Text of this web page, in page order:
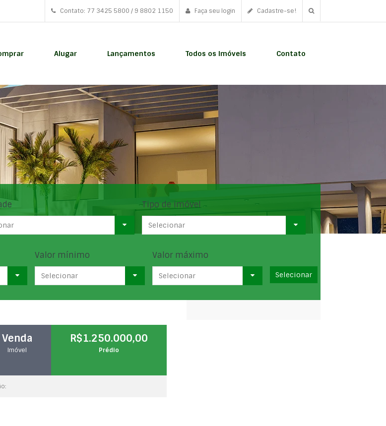
Contato: 77 3425 5800 / 9 8802 1150 Faça seu login Cadastre-se!
Alugar Lançamentos Todos os Imóveis Contato
Tipo de imóvel
Selecionar
Valor mínimo
Selecionar
Valor máximo
Selecionar
Venda
Imóvel
R$1.250.000,00
Prédio